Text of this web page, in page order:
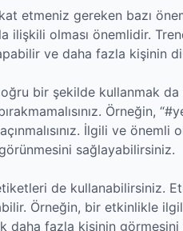
etmeniz gereken bazı
ilişkili olması önemlidir.
ve daha fazla kişinin
bir şekilde kullanmak
Örneğin,
İlgili ve önemli
sağlayabilirsiniz.
de kullanabilirsiniz.
Örneğin, bir etkinlikle
daha fazla kişinin